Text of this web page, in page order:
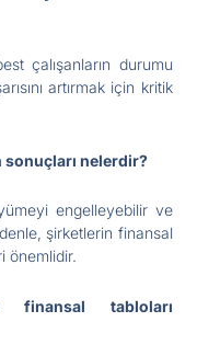
çalışanların durumu
artırmak için kritik
nelerdir?
engelleyebilir ve
şirketlerin finansal
önemlidir.
finansal tabloları